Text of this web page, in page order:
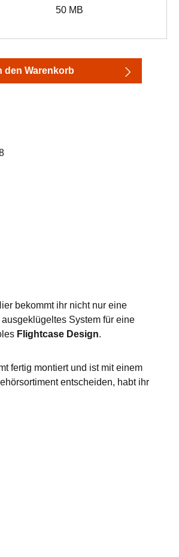
50 MB
gewünschten Wert ein
den Warenkorb
bekommt ihr nicht nur eine
System für eine
Flightcase Design.
fertig montiert und ist mit einem
entscheiden, habt ihr